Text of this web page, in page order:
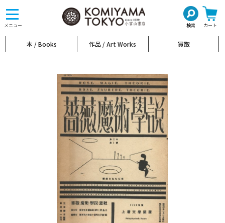
メニュー 検索 カート
toggle
navigation
本 / Books 作品 / Art Works 買取